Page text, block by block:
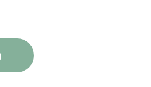
panellängd 2-pack quantity